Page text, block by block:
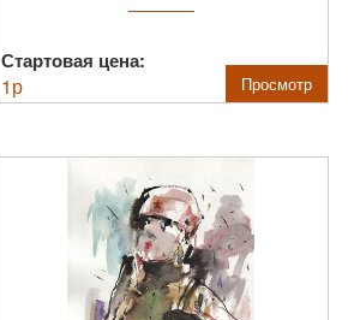
Стартовая цена:
1р Просмотр